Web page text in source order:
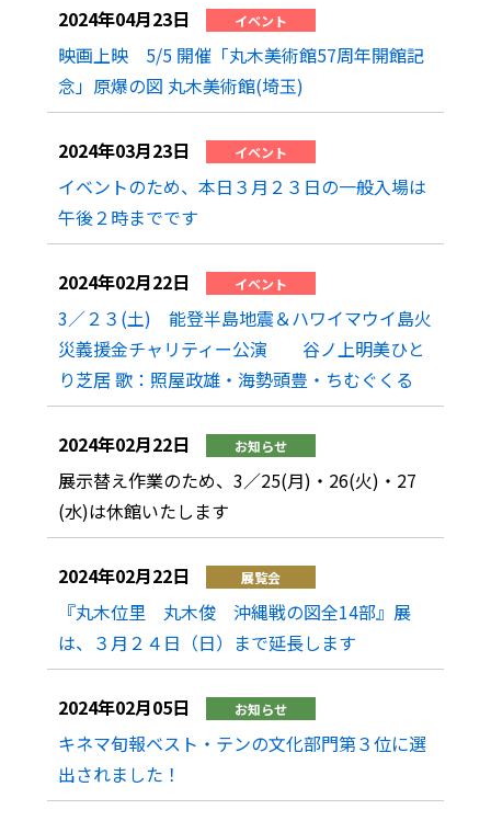
2024年04月23日 イベント
映画上映 5/5 開催「丸木美術館57周年開館記
念」原爆の図 丸木美術館(埼玉)
2024年03月23日 イベント
イベントのため、本日３月２３日の一般入場は
午後２時までです
2024年02月22日 イベント
3／２３(土) 能登半島地震＆ハワイマウイ島火
災義援金チャリティー公演 谷ノ上明美ひと
り芝居 歌：照屋政雄・海勢頭豊・ちむぐくる
2024年02月22日 お知らせ
展示替え作業のため、3／25(月)・26(火)・27
(水)は休館いたします
2024年02月22日 展覧会
『丸木位里 丸木俊 沖縄戦の図全14部』展
は、３月２４日（日）まで延長します
2024年02月05日 お知らせ
キネマ旬報ベスト・テンの文化部門第３位に選
出されました！